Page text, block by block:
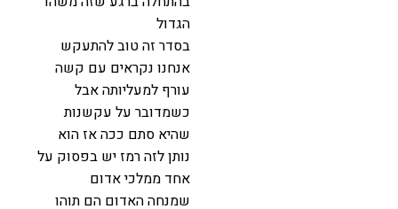
הגדול
בסדר זה טוב להתעקש
אנחנו נקראים עם קשה
עורף למעליותה אבל
כשמדובר על עקשנות
שהיא סתם ככה אז הוא
נותן לזה רמז יש בפסוק על
אחד ממלכי אדום
שמנחה האדום הם תוהו